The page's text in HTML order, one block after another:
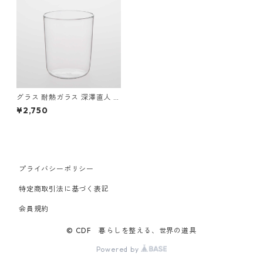
グラス 耐熱ガラス 深澤直人 T
G Heat-resistant Glass Cup
Classic 230ml ティージー 耐
¥2,750
プライバシーポリシー
特定商取引法に基づく表記
会員規約
© CDF 暮らしを整える、世界の道具
Powered by